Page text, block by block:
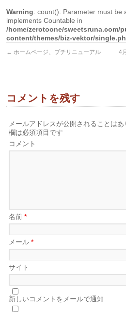
Warning: count(): Parameter must be
implements Countable in
/home/zerotoone/sweetsruna.com/
content/themes/biz-vektor/
← ホームページ、プチリニューアル 4
コメントを残す
メールアドレスが公開されることはあ
欄は必須項目です
コメント
名前*
メール*
サイト
新しいコメントをメールで通知